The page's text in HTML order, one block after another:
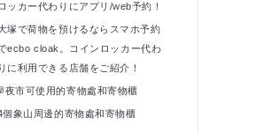
ロッカー代わりにアプリ/web予約！
塚で荷物を預けるならスマホ予約
ecbo cloak。コインロッカー代わ
りに利用できる店舗をご紹介！
夜市可使用的寄物處和寄物櫃
個象山周邊的寄物處和寄物櫃